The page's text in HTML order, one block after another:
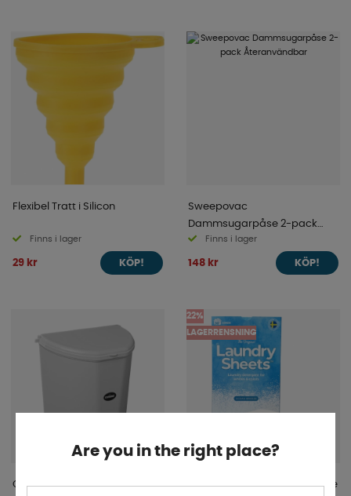
Flexibel Tratt i Silicon
Finns i lager
29 kr KÖP!
Sweepovac
Dammsugarpåse 2-pack
Återanvändbar
Finns i lager
148 kr KÖP!
Campout Sopkärl 10L
22%
LAGERRENSNING
Laundry Sheets Ocean Breeze
Are you in the right place?